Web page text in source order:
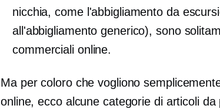
nicchia, come l'abbigliamento da
all'abbigliamento generico), sono
commerciali online.
Ma per coloro che vogliono
online, ecco alcune categorie di articoli